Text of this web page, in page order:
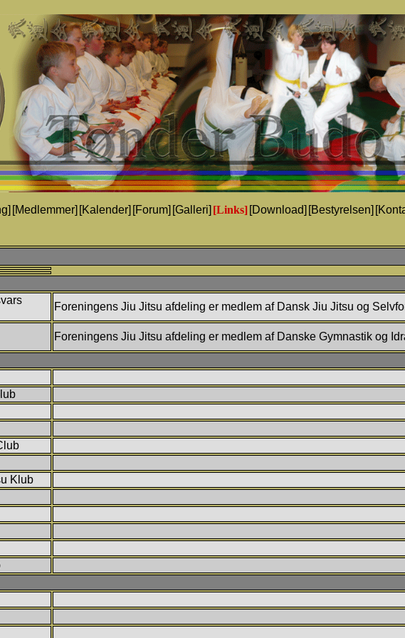
[Medlemmer] [Kalender] [Forum] [Galleri] [Links] [Download] [Bestyrelsen]
Foreningens Jiu Jitsu afdeling er medlem af Dansk Jiu Jitsu og
Foreningens Jiu Jitsu afdeling er medlem af Danske Gymnastik og
Klub